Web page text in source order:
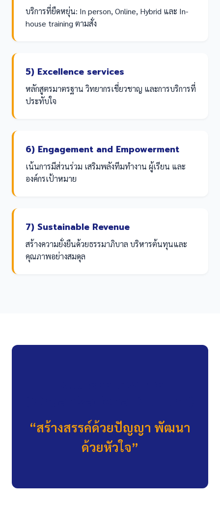
บริการที่ยืดหยุ่น: In person, Online, Hybrid และ In-
house training ตามสั่ง
5) Excellence services
หลักสูตรมาตรฐาน วิทยากรเชี่ยวชาญ และการบริการที่
ประทับใจ
6) Engagement and Empowerment
เน้นการมีส่วนร่วม เสริมพลังทีมทำงาน ผู้เรียน และ
องค์กรเป้าหมาย
7) Sustainable Revenue
สร้างความยั่งยืนด้วยธรรมาภิบาล บริหารต้นทุนและ
คุณภาพอย่างสมดุล
“สร้างสรรค์ด้วยปัญญา พัฒนา
ด้วยหัวใจ”